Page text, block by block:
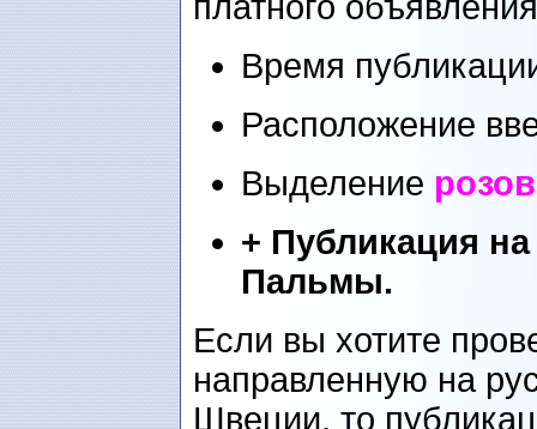
Время
Расположение
Выделение
+ Публикация
Пальмы.
Если вы хотите
направленную на
Швеции, то